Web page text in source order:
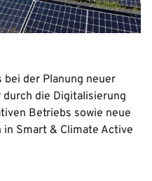
der Planung neuer
die Digitalisierung
Betriebs sowie neue
Smart & Climate Active